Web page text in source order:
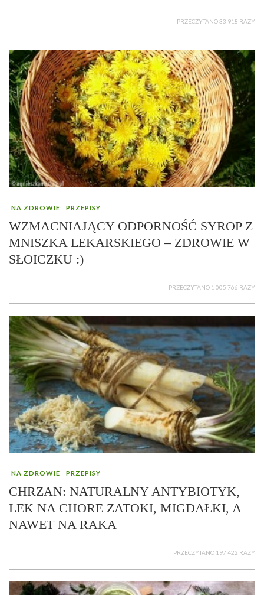
PRZECZYTANO 33 918 RAZY
NA ZDROWIE PRZEPISY
WZMACNIAJĄCY ODPORNOŚĆ SYROP Z
MNISZKA LEKARSKIEGO – ZDROWIE W
SŁOICZKU :)
PRZECZYTANO 1 005 766 RAZY
NA ZDROWIE PRZEPISY
CHRZAN: NATURALNY ANTYBIOTYK,
LEK NA CHORE ZATOKI, MIGDAŁKI, A
NAWET NA RAKA
PRZECZYTANO 197 422 RAZY